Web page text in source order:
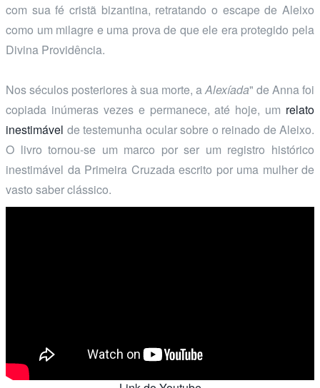
com sua fé cristã bizantina, retratando o escape de Aleixo
como um milagre e uma prova de que ele era protegido pela
Divina Providência.
Nos séculos posteriores à sua morte, aAlexíada" de Anna foi
copiada inúmeras vezes e permanece, até hoje, um relato
inestimável de testemunha ocular sobre o reinado de Aleixo.
O livro tornou-se um marco por ser um registro histórico
inestimável da Primeira Cruzada escrito por uma mulher de
vasto saber clássico.